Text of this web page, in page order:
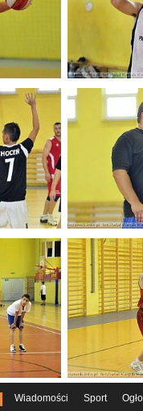
Wiadomości Sport